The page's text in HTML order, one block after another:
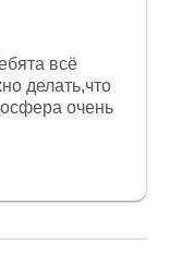
всё
делать,что
очень
и